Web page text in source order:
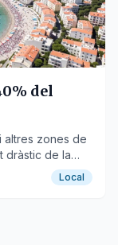
del
altres zones de
dràstic de la
Local